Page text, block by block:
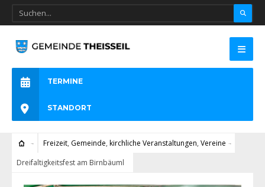
TERMINE
STANDORT
Freizeit, Gemeinde, kirchliche Veranstaltungen, Vereine
Dreifaltigkeitsfest am Birnbäuml